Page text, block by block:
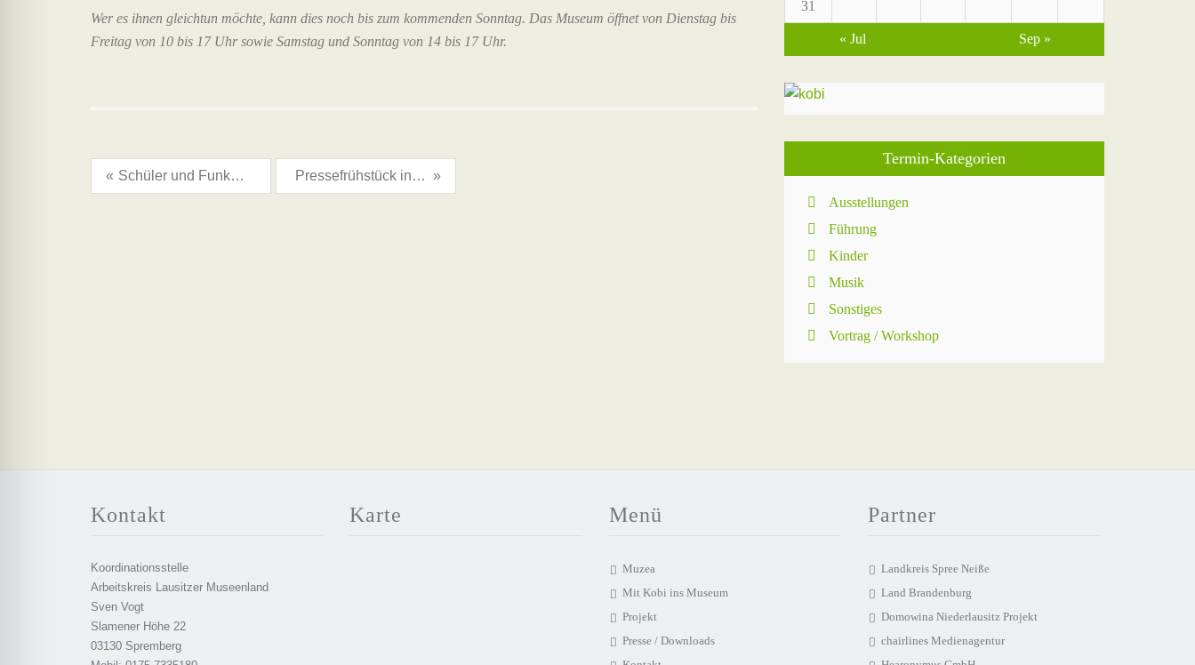
Wer es ihnen gleichtun möchte, kann dies noch bis zum kommenden Sonntag. Das Museum öffnet von Dienstag bis
Freitag von 10 bis 17 Uhr sowie Samstag und Sonntag von 14 bis 17 Uhr.
« Schüler und Funker in der Ausstellung 125 Jahre Forster Stadteisenbahn Pressefrühstück in Hornow »
31
« Jul Sep »
Termin-Kategorien
Ausstellungen
Führung
Kinder
Musik
Sonstiges
Vortrag / Workshop
Kontakt
Koordinationsstelle
Arbeitskreis Lausitzer Museenland
Sven Vogt
Slamener Höhe 22
03130 Spremberg
Karte Menü
Muzea
Mit Kobi ins Museum
Projekt
Presse / Downloads
Partner
Landkreis Spree Neiße
Land Brandenburg
Domowina Niederlausitz Projekt
chairlines Medienagentur